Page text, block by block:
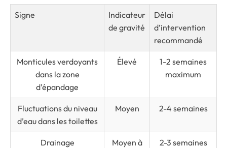
Signe
Indicateur
de gravité
Délai
d’intervention
recommandé
Monticules verdoyants
dans la zone
d’épandage
Élevé
1-2 semaines
maximum
Fluctuations du niveau
d’eau dans les toilettes
Moyen 2-4 semaines
Drainage
Moyen à
2-3 semaines